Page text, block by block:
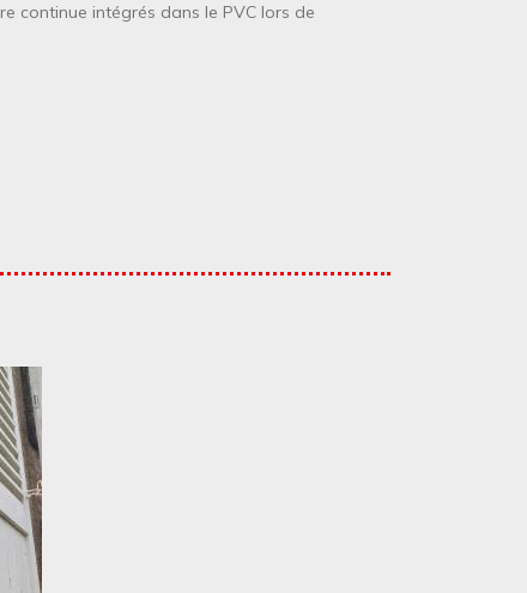
continue intégrés dans le PVC lors de